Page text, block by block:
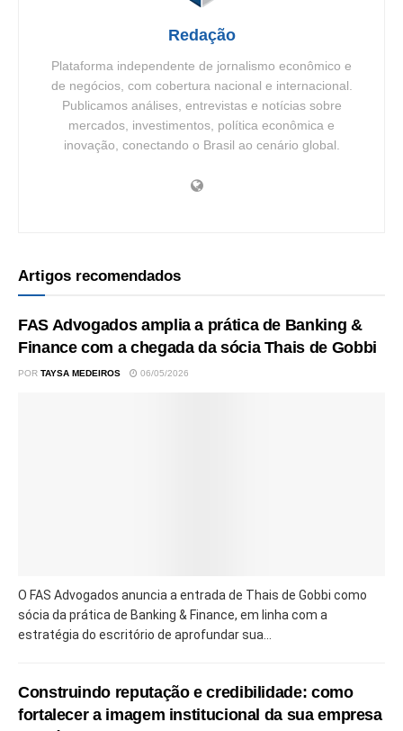
Redação
Plataforma independente de jornalismo econômico e
de negócios, com cobertura nacional e internacional.
Publicamos análises, entrevistas e notícias sobre
mercados, investimentos, política econômica e
inovação, conectando o Brasil ao cenário global.
Artigos recomendados
FAS Advogados amplia a prática de Banking &
Finance com a chegada da sócia Thais de Gobbi
POR TAYSA MEDEIROS 06/05/2026
O FAS Advogados anuncia a entrada de Thais de Gobbi como
sócia da prática de Banking & Finance, em linha com a
estratégia do escritório de aprofundar sua...
Construindo reputação e credibilidade: como
fortalecer a imagem institucional da sua empresa